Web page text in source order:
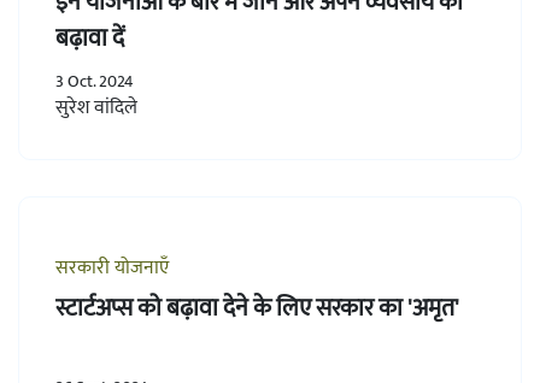
बढ़ावा दें
3 Oct. 2024
सुरेश वांदिले
सरकारी योजनाएँ
स्टार्टअप्स को बढ़ावा देने के लिए सरकार का 'अमृत'